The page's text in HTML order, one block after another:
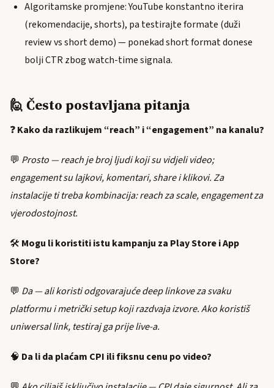
Algoritamske promjene: YouTube konstantno iterira
(rekomendacije, shorts), pa testirajte formate (duži
review vs short demo) — ponekad short format donese
bolji CTR zbog watch-time signala.
🙋 Često postavljana pitanja
❓Kako da razlikujem “reach” i “engagement” na kanalu?
💬 Prosto — reach je broj ljudi koji su vidjeli video;
engagement su lajkovi, komentari, share i klikovi. Za
instalacije ti treba kombinacija: reach za scale, engagement za
vjerodostojnost.
🛠️ Mogu li koristiti istu kampanju za Play Store i App
Store?
💬 Da — ali koristi odgovarajuće deep linkove za svaku
platformu i metrički setup koji razdvaja izvore. Ako koristiš
uniwersal link, testiraj ga prije live-a.
🧠 Da li da plaćam CPI ili fiksnu cenu po video?